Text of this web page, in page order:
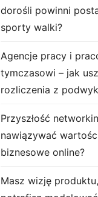
dorośli powinni
sporty walki?
Agencje pracy i
tymczasowi – jak
rozliczenia z
Przyszłość
nawiązywać
biznesowe online?
Masz wizję